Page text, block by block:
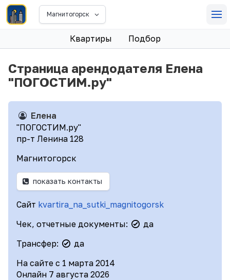
Магнитогорск
Квартиры Подбор
Страница арендодателя Елена
"ПОГОСТИМ.ру"
Елена
"ПОГОСТИМ.ру"
пр-т Ленина 128
Магнитогорск
показать контакты
Сайт kvartira_na_sutki_magnitogorsk
Чек, отчетные документы:
да
Трансфер:
да
На сайте с 1 марта 2014
Онлайн 7 августа 2026